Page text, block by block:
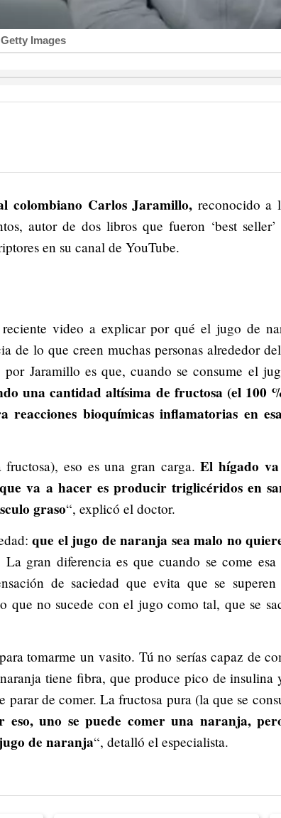
Images
colombiano Carlos Jaramillo, reconocido a
autor de dos libros que fueron ‘best
en su canal de YouTube.
video a explicar por qué el jugo de
de lo que creen muchas personas alrededor
Jaramillo es que, cuando se consume el
una cantidad altísima de fructosa (el 100
reacciones bioquímicas inflamatorias en
eso es una gran carga.El hígado
va a hacer es producir triglicéridos en
graso“, explicó el doctor.
que el jugo de naranja sea malo no
La gran diferencia es que cuando se come
de saciedad que evita que se
que no sucede con el jugo como tal, que se
tomarme un vasito. Tú no serías capaz de
tiene fibra, que produce pico de insulina
parar de comer. La fructosa pura (la que se
eso, uno se puede comer una naranja,
de naranja“, detalló el especialista.